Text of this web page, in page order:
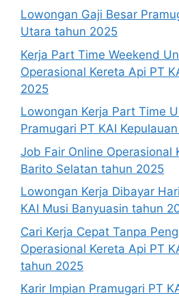
Lowongan Gaji Besar
Utara tahun 2025
Kerja Part Time Weekend
Operasional Kereta Api PT
2025
Lowongan Kerja Part Time
Pramugari PT KAI
Job Fair Online Operasional
Barito Selatan tahun 2025
Lowongan Kerja Dibayar
KAI Musi Banyuasin tahun
Cari Kerja Cepat Tanpa
Operasional Kereta Api PT
tahun 2025
Karir Impian Pramugari PT